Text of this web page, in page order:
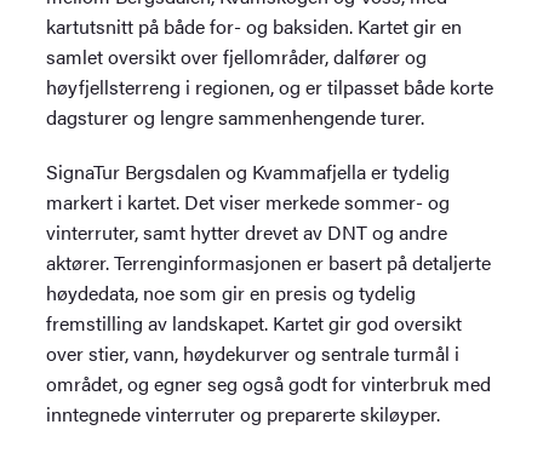
kartutsnitt på både for- og baksiden. Kartet gir en
samlet oversikt over fjellområder, dalfører og
høyfjellsterreng i regionen, og er tilpasset både korte
dagsturer og lengre sammenhengende turer.
SignaTur Bergsdalen og Kvammafjella er tydelig
markert i kartet. Det viser merkede sommer- og
vinterruter, samt hytter drevet av DNT og andre
aktører. Terrenginformasjonen er basert på detaljerte
høydedata, noe som gir en presis og tydelig
fremstilling av landskapet. Kartet gir god oversikt
over stier, vann, høydekurver og sentrale turmål i
området, og egner seg også godt for vinterbruk med
inntegnede vinterruter og preparerte skiløyper.